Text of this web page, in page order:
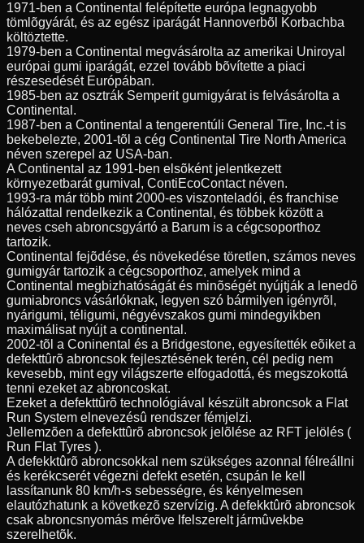
1971-ben a Continental felépítette európa legnagyobb
tömlõgyárát, és az egész iparágát Hannoverbõl Korbachba
költöztette.
1979-ben a Continental megvásárolta az amerikai Uniroyal
európai gumi iparágát, ezzel tovább bõvítette a piaci
részesedését Európában.
1985-ben az osztrák Semperit gumigyárat is felvásárolta a
Continental.
1987-ben a Continental a tengerentúli General Tire, Inc.-t is
bekebelezte, 2001-tõl a cég Continental Tire North America
néven szerepel az USA-ban.
A Continental az 1991-ben elsõként jelentkezett
környezetbarát gumival, ContiEcoContact néven.
1993-ra már több mint 2000-es viszonteladói, és franchise
hálózattal rendelkezik a Continental, és többek között a
neves cseh abroncsgyártó a Barum is a cégcsoporthoz
tartozik.
Continental fejõdése, és növekedése töretlen, számos neves
gumigyár tartozik a cégcsoporthoz, amelyek mind a
Continental megbizhatóságát és minõségét nyújtják a lenedõ
gumiabroncs vásárlóknak, legyen szó bármilyen igényrõl,
nyárigumi, téligumi, négyévszakos gumi mindegyikben
maximálisat nyújt a continental.
2002-tõl a Coninental és a Bridgestone, egyesítették eõiket a
defekttûrõ abroncsok fejlesztésének terén, cél pedig nem
kevesebb, mint egy világszerte elfogadottá, és megszokottá
tenni ezeket az abroncoskat.
Ezeket a defekttûrõ technológiával készült abroncsok a Flat
Run System elnevezésû rendszer fémjelzi.
Jellemzõen a defekttûrõ abroncsok jelõlése az RFT jelölés (
Run Flat Tyres ).
A defekktûrõ abroncsokkal nem szükséges azonnal félreállni
és kerékcserét végezni defekt esetén, csupán le kell
lassítanunk 80 km/h-s sebességre, és kényelmesen
elautózhatunk a következõ szervízig. A defekktûrõ abroncsok
csak abroncsnyomás mérõve lfelszerelt jármûvekbe
szerelhetõk.